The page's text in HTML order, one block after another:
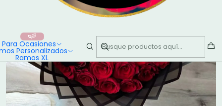
Para Ocasiones
Personalizados
Ramos XL